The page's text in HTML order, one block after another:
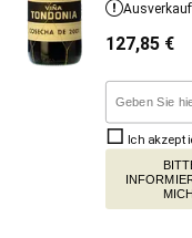
127,85 €
Ich